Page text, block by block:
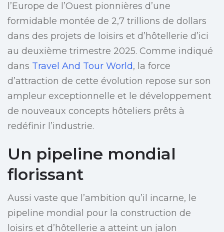
l’Europe de l’Ouest pionnières d’une
formidable montée de 2,7 trillions de dollars
dans des projets de loisirs et d’hôtellerie d’ici
au deuxième trimestre 2025. Comme indiqué
dans Travel And Tour World, la force
d’attraction de cette évolution repose sur son
ampleur exceptionnelle et le développement
de nouveaux concepts hôteliers prêts à
redéfinir l’industrie.
Un pipeline mondial
florissant
Aussi vaste que l’ambition qu’il incarne, le
pipeline mondial pour la construction de
loisirs et d’hôtellerie a atteint un jalon